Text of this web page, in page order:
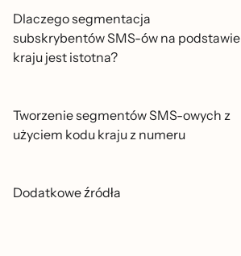
Dlaczego segmentacja
subskrybentów SMS-ów na podstawie
kraju jest istotna?
Tworzenie segmentów SMS-owych z
użyciem kodu kraju z numeru
Dodatkowe źródła